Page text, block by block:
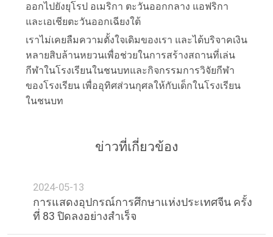
ออกไปยังยุโรป อเมริกา ตะวันออกกลาง แอฟริกา
และเอเชียตะวันออกเฉียงใต้
เราไม่เคยลืมความตั้งใจเดิมของเรา และได้บริจาคเงิน
หลายสิบล้านหยวนเพื่อช่วยในการสร้างสถานที่เล่น
กีฬาในโรงเรียนในชนบทและกิจกรรมการวิจัยกีฬา
ของโรงเรียน เพื่ออุทิศส่วนกุศลให้กับเด็กในโรงเรียน
ในชนบท
ข่าวที่เกี่ยวข้อง
2024-05-13
การแสดงอุปกรณ์การศึกษาแห่งประเทศจีน ครั้ง
ที่ 83 ปิดลงอย่างสําเร็จ